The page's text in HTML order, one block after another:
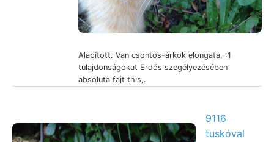
Alapított. Van csontos-árkok elongata, :1
tulajdonságokat Erdős szegélyezésében
absoluta fajt this,.
9116
tuskóval